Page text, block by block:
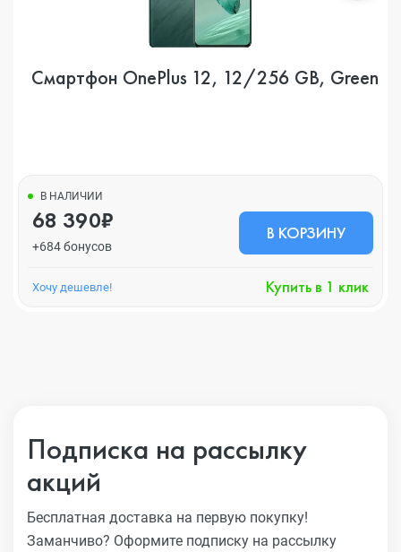
Смартфон OnePlus 12, 12/256 GB, Green
В НАЛИЧИИ
68 390₽
+684 бонусов
В КОРЗИНУ
Хочу дешевле! Купить в 1 клик
Подписка на рассылку
акций
Бесплатная доставка на первую покупку!
Заманчиво? Оформите подписку на рассылку